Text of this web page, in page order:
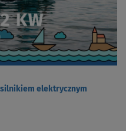
silnikiem elektrycznym